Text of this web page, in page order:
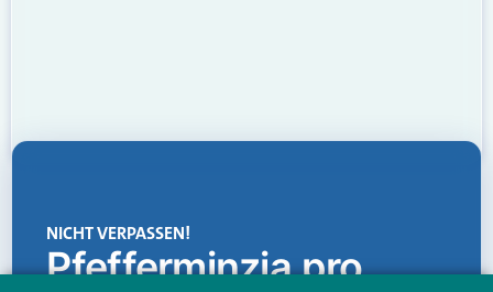
NICHT VERPASSEN!
Pfefferminzia.pro